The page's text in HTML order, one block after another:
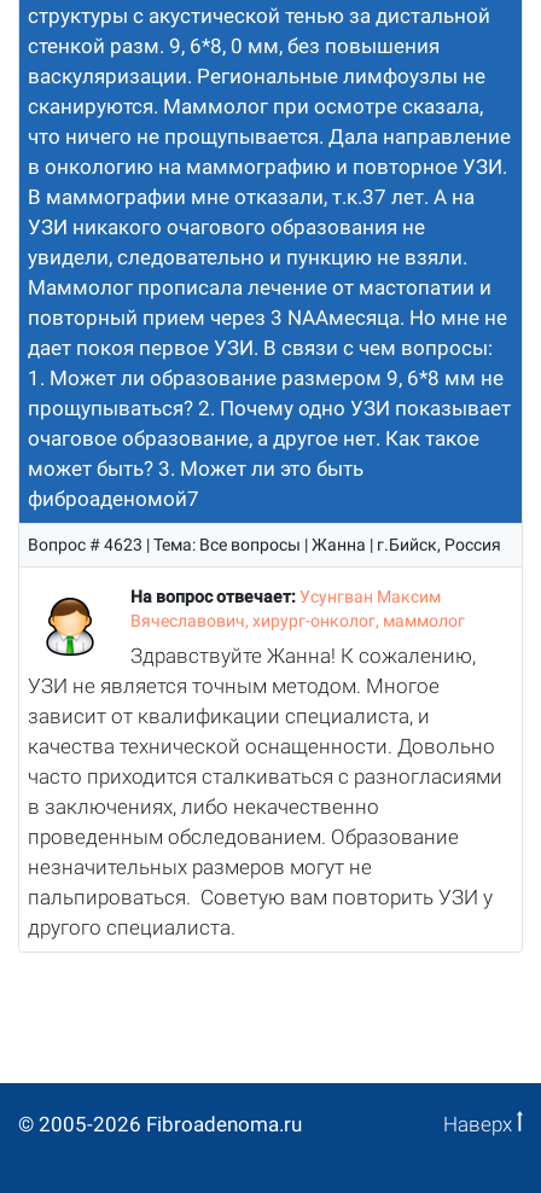
структуры с акустической тенью за дистальной
стенкой разм. 9, 6*8, 0 мм, без повышения
васкуляризации. Региональные лимфоузлы не
сканируются. Маммолог при осмотре сказала,
что ничего не прощупывается. Дала направление
в онкологию на маммографию и повторное УЗИ.
В маммографии мне отказали, т.к.37 лет. А на
УЗИ никакого очагового образования не
увидели, следовательно и пункцию не взяли.
Маммолог прописала лечение от мастопатии и
повторный прием через 3 NAAмесяца. Но мне не
дает покоя первое УЗИ. В связи с чем вопросы:
1. Может ли образование размером 9, 6*8 мм не
прощупываться? 2. Почему одно УЗИ показывает
очаговое образование, а другое нет. Как такое
может быть? 3. Может ли это быть
фиброаденомой7
Вопрос # 4623 | Тема: Все вопросы | Жанна | г.Бийск, Россия
На вопрос отвечает: Усунгван Максим
Вячеславович, хирург-онколог, маммолог
Здравствуйте Жанна! К сожалению,
УЗИ не является точным методом. Многое
зависит от квалификации специалиста, и
качества технической оснащенности. Довольно
часто приходится сталкиваться с разногласиями
в заключениях, либо некачественно
проведенным обследованием. Образование
незначительных размеров могут не
пальпироваться. Советую вам повторить УЗИ у
другого специалиста.
© 2005-2026 Fibroadenoma.ru Наверх